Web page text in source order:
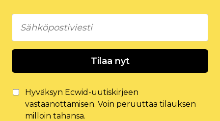
Tilaa nyt
Hyväksyn Ecwid-uutiskirjeen
vastaanottamisen. Voin peruuttaa tilauksen
milloin tahansa.